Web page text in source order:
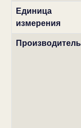
Единица
измерения
Производитель